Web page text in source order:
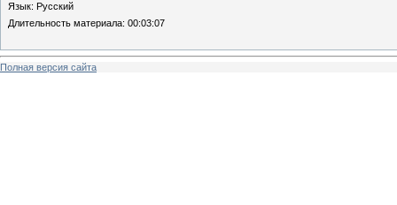
Язык: Русский
Длительность материала: 00:03:07
Полная версия сайта